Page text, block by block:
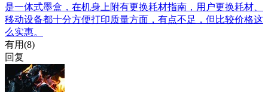
是一体式墨盒，在机身上附有更换耗材指南，用户更换耗材、
移动设备都十分方便打印质量方面，有点不足，但比较价格这
么实惠。
有用(8)
回复